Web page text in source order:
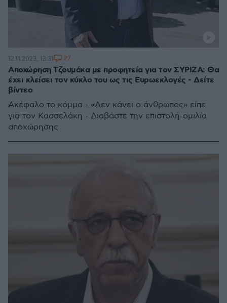
Αποχώρηση Τζουμάκα με προφητεία για τον ΣΥΡΙΖΑ: Θα
έχει κλείσει τον κύκλο του ως τις Ευρωεκλογές - Δείτε
βίντεο
Ακέφαλο το κόμμα - «Δεν κάνει ο άνθρωπος» είπε
για τον Κασσελάκη - Διαβάστε την επιστολή-ομιλία
αποχώρησης
12.11.2023, 13:31 27